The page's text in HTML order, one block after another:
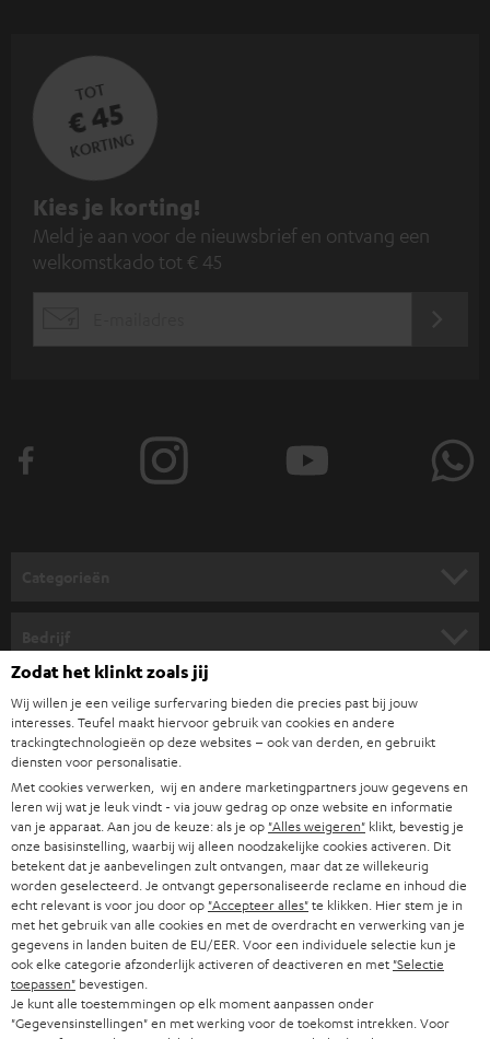
TOT
€ 45
KORTING
A
a
n
n
i
e
u
w
s
b
r
i
e
f
Kies je korting!
Meld je aan voor de nieuwsbrief en ontvang een
welkomstkado tot € 45
COMPLETE SYSTEMEN
SOUNDBARS
HIFI-SPEAKERS
SMART HOME
BLUETOOTH
KOPTELEFOONS
BLUETOOTH KOPTELEFOONS
COMPLETE SETS
CARRIÈRE
PERS & MARKETING
B2B
PARTNERPROGRAMMA
BLOG
NEWSLETTER
STORES
Teufel online shops
DUITSLAND
OOSTENRIJK
ZWITSERLAND
NEDERLAND
BELGIË
Zodat het klinkt zoals jij
Wij willen je een veilige surfervaring bieden die precies past bij jouw
interesses. Teufel maakt hiervoor gebruik van cookies en andere
trackingtechnologieën op deze websites – ook van derden, en gebruikt
diensten voor personalisatie.
Met cookies verwerken, wij en andere marketingpartners jouw gegevens en
leren wij wat je leuk vindt - via jouw gedrag op onze website en informatie
van je apparaat. Aan jou de keuze: als je op "Alles weigeren" klikt, bevestig je
onze basisinstelling, waarbij wij alleen noodzakelijke cookies activeren. Dit
betekent dat je aanbevelingen zult ontvangen, maar dat ze willekeurig
worden geselecteerd. Je ontvangt gepersonaliseerde reclame en inhoud die
echt relevant is voor jou door op "Accepteer alles"te klikken. Hier stem je in
met het gebruik van alle cookies en met de overdracht en verwerking van je
gegevens in landen buiten de EU/EER. Voor een individuele selectie kun je
ook elke categorie afzonderlijk activeren of deactiveren en met "Selectie
toepassen" bevestigen.
Je kunt alle toestemmingen op elk moment aanpassen onder
"Gegevensinstellingen" en met werking voor de toekomst intrekken. Voor